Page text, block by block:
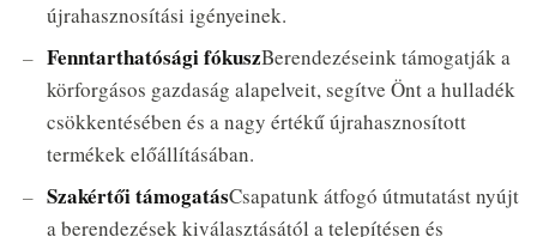
újrahasznosítási igényeinek.
Fenntarthatósági fókuszBerendezéseink támogatják a
körforgásos gazdaság alapelveit, segítve Önt a hulladék
csökkentésében és a nagy értékű újrahasznosított
termékek előállításában.
Szakértői támogatásCsapatunk átfogó útmutatást nyújt
a berendezések kiválasztásától a telepítésen és